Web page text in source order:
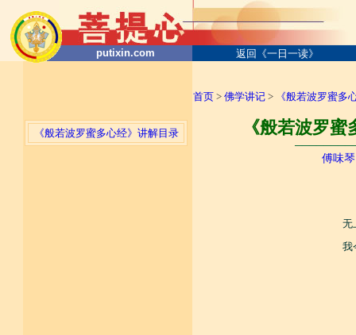
putixin.com 返回《一日一读》
《般若波罗蜜多心经》讲解目录
首页 > 佛学讲记 > 《般若波罗蜜多
《般若波罗
傅味琴
无
我